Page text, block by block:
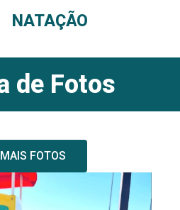
NATAÇÃO
de Fotos
FOTOS